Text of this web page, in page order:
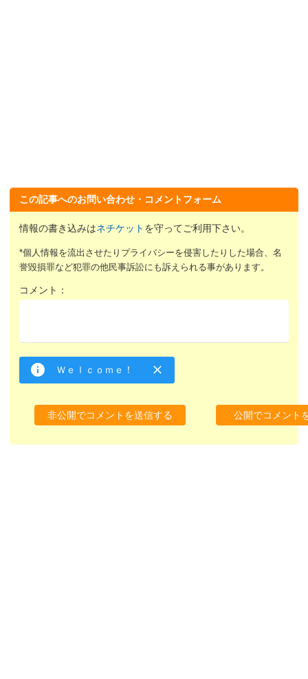
この記事へのお問い合わせ・コメントフォーム
情報の書き込みはネチケット を守ってご利用下さい。
*個人情報を流出させたりプライバシーを侵害したりした場合、名
誉毀損罪など犯罪の他民事訴訟にも訴えられる事があります。
コメント：
Ｗｅｌｃｏｍｅ！
非公開でコメントを送信する 公開でコメント